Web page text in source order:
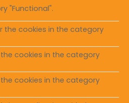
"Functional".
the cookies in the category
cookies in the category
cookies in the category